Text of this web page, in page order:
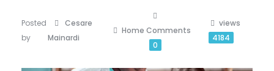
Posted
by
Cesare
Mainardi
Home Comments
0
views
4184